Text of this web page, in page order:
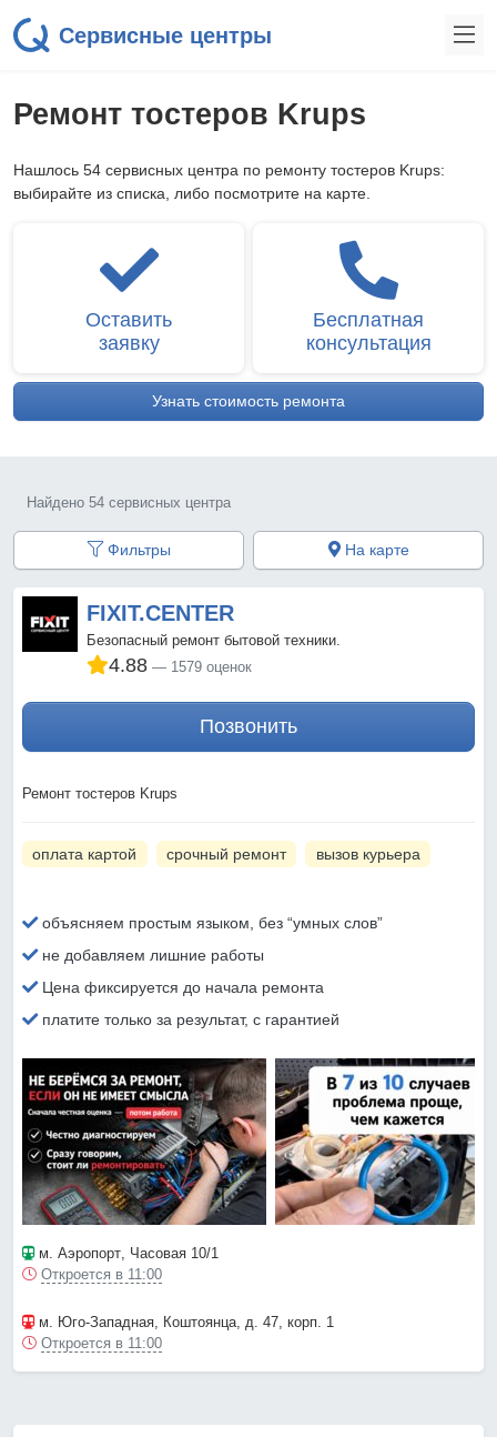
Сервисные центры
Ремонт тостеров Krups
Нашлось 54 сервисных центра по ремонту тостеров Krups:
выбирайте из списка, либо посмотрите на карте.
Оставить
заявку
Бесплатная
консультация
Узнать стоимость ремонта
Найдено 54 сервисных центра
Фильтры На карте
FIXIT.CENTER
Безопасный ремонт бытовой техники.
4.88 1579 оценок
Позвонить
Ремонт тостеров Krups
оплата картой срочный ремонт вызов курьера
объясняем простым языком, без “умных слов”
не добавляем лишние работы
Цена фиксируется до начала ремонта
платите только за результат, с гарантией
м. Аэропорт, Часовая 10/1
Откроется в 11:00
м. Юго-Западная, Коштоянца, д. 47, корп. 1
Откроется в 11:00